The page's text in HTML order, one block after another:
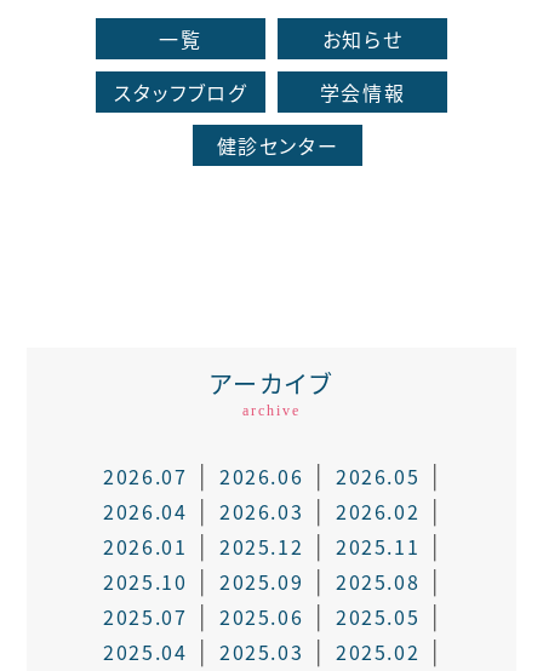
一覧
お知らせ
スタッフブログ
学会情報
健診センター
アーカイブ
archive
2026.07 2026.06
2026.05
2026.04
2026.03
2026.02
2026.01
2025.12
2025.11
2025.10
2025.09
2025.08
2025.07
2025.06
2025.05
2025.04
2025.03
2025.02